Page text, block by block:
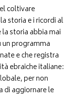
coltivare
storia e i ricordi al
storia abbia mai
un programma
e che registra
ebraiche italiane:
per non
di aggiornare le